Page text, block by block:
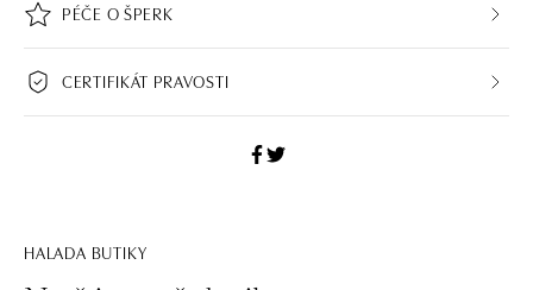
PÉČE O ŠPERK
CERTIFIKÁT PRAVOSTI
HALADA BUTIKY